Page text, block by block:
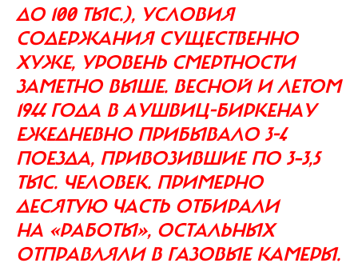
ДО 100 ТЫС.), УСЛОВИЯ
СОДЕРЖАНИЯ СУЩЕСТВЕННО
ХУЖЕ, УРОВЕНЬ СМЕРТНОСТИ
ЗАМЕТНО ВЫШЕ. ВЕСНОЙ И ЛЕТОМ
1944 ГОДА В АУШВИЦ-БИРКЕНАУ
ЕЖЕДНЕВНО ПРИБЫВАЛО 3-4
ПОЕЗДА, ПРИВОЗИВШИЕ ПО 3–3,5
ТЫС. ЧЕЛОВЕК. ПРИМЕРНО
ДЕСЯТУЮ ЧАСТЬ ОТБИРАЛИ
НА «РАБОТЫ», ОСТАЛЬНЫХ
ОТПРАВЛЯЛИ В ГАЗОВЫЕ КАМЕРЫ.